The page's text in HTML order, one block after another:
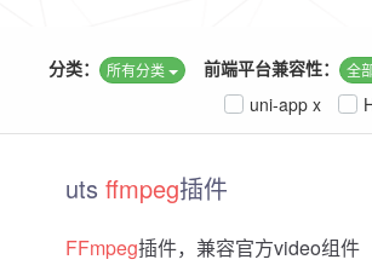
前端平台兼容性： 全
分类： 所有分类
uni-app x
uts ffmpeg插件
FFmpeg插件，兼容官方video组件